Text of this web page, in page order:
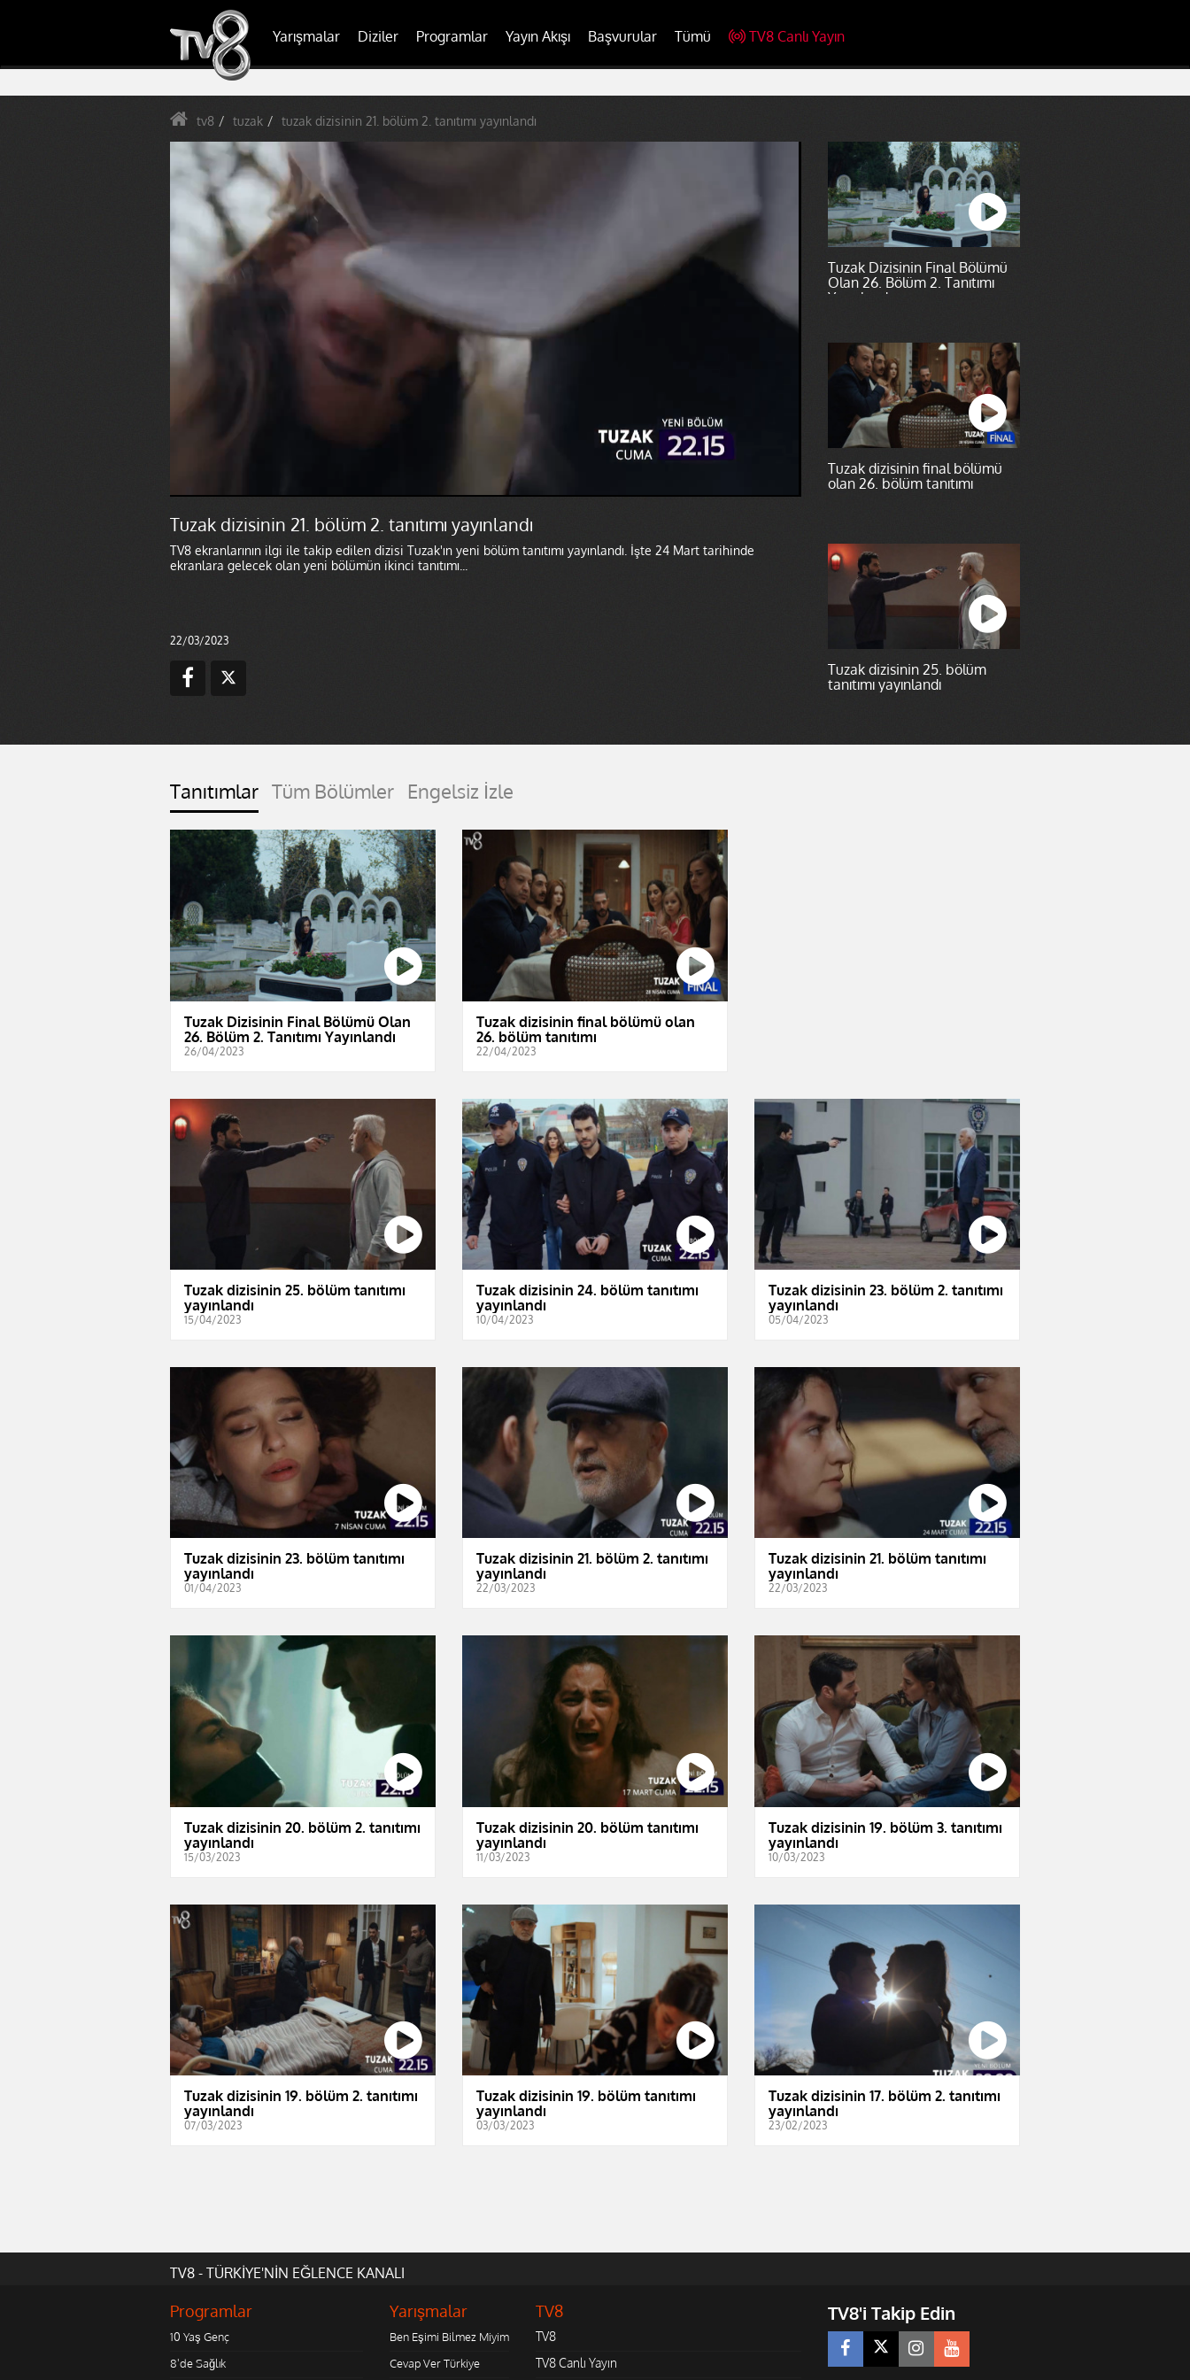
Yarışmalar Diziler Programlar Yayın Akışı Başvurular Tümü TV8 Canlı Yayın
tv8 tuzak tuzak dizisinin 21. bölüm 2. tanıtımı yayınlandı
Tuzak dizisinin 21. bölüm 2. tanıtımı yayınlandı
TV8 ekranlarının ilgi ile takip edilen dizisi Tuzak'ın yeni bölüm tanıtımı yayınlandı. İşte 24 Mart tarihinde
ekranlara gelecek olan yeni bölümün ikinci tanıtımı...
22/03/2023
Tuzak Dizisinin Final Bölümü
Olan 26. Bölüm 2. Tanıtımı
Yayınlandı
Tuzak dizisinin final bölümü
olan 26. bölüm tanıtımı
Tuzak dizisinin 25. bölüm
tanıtımı yayınlandı
Tanıtımlar Tüm Bölümler Engelsiz İzle
Tuzak Dizisinin Final Bölümü Olan
26. Bölüm 2. Tanıtımı Yayınlandı
26/04/2023
Tuzak dizisinin final bölümü olan
26. bölüm tanıtımı
22/04/2023
Tuzak dizisinin 25. bölüm tanıtımı
yayınlandı
15/04/2023
Tuzak dizisinin 24. bölüm tanıtımı
yayınlandı
10/04/2023
Tuzak dizisinin 23. bölüm 2. tanıtımı
yayınlandı
05/04/2023
Tuzak dizisinin 23. bölüm tanıtımı
yayınlandı
01/04/2023
Tuzak dizisinin 21. bölüm 2. tanıtımı
yayınlandı
22/03/2023
Tuzak dizisinin 21. bölüm tanıtımı
yayınlandı
22/03/2023
Tuzak dizisinin 20. bölüm 2. tanıtımı
yayınlandı
15/03/2023
Tuzak dizisinin 20. bölüm tanıtımı
yayınlandı
11/03/2023
Tuzak dizisinin 19. bölüm 3. tanıtımı
yayınlandı
10/03/2023
Tuzak dizisinin 19. bölüm 2. tanıtımı
yayınlandı
07/03/2023
Tuzak dizisinin 19. bölüm tanıtımı
yayınlandı
03/03/2023
Tuzak dizisinin 17. bölüm 2. tanıtımı
yayınlandı
23/02/2023
TV8 - TÜRKİYE'NİN EĞLENCE KANALI
Programlar
10 Yaş Genç
8'de Sağlık
Yarışmalar
Ben Eşimi Bilmez Miyim
Cevap Ver Türkiye
TV8
TV8
TV8 Canlı Yayın
TV8'i Takip Edin